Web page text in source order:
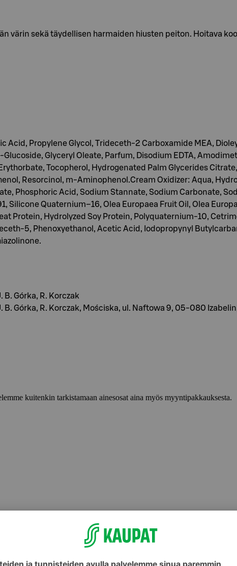
värin sekä täydellisen harmaiden hiusten peiton. Hoitava
Acid, Propylene Glycol, Trideceth-2 Carboxamide MEA,
Glyceryl Oleate, Parfum, Disodium EDTA,
Tocopherol, Hydrogenated Palm Glycerides
Resorcinol, m-Aminophenol.Cream Oxidizer: Aqua,
Phosphoric Acid, Sodium Stannate, Sodium Carbonate,
Silicone Quaternium–16, Olea Europaea Fruit Oil, Olea
Protein, Hydrolyzed Soy Protein, Polyquaternium-10,
5, Phenoxyethanol, Acetic Acid, Iodopropynyl
Górka, R. Korczak
Górka, R. Korczak, Mościska, ul. Naftowa 9, 05-080
kuitenkin tarkistamaan ainesosat aina myös myyntipakkauksesta.